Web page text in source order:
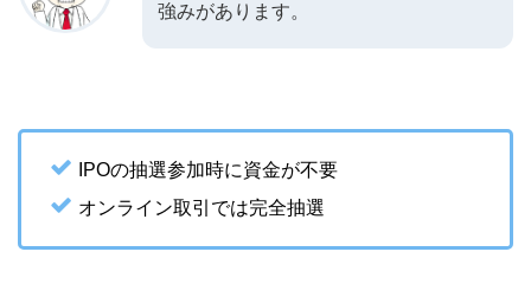
強みがあります。
IPOの抽選参加時に資金が不要
オンライン取引では完全抽選